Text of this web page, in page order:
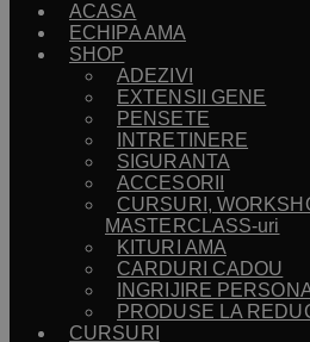
ACASA
ECHIPA AMA
SHOP
ADEZIVI
EXTENSII GENE
PENSETE
INTRETINERE
SIGURANTA
ACCESORII
CURSURI,
MASTERCLASS-uri
KITURI AMA
CARDURI CADOU
INGRIJIRE
PRODUSE LA
CURSURI